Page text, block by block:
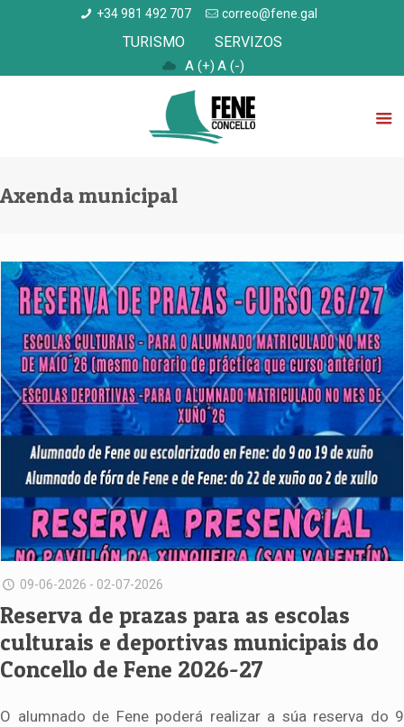
+34 981 492 707 correo@fene.gal
TURISMO SERVIZOS
A (+) A (-)
Axenda municipal
09-06-2026 - 02-07-2026
Reserva de prazas para as escolas
culturais e deportivas municipais do
Concello de Fene 2026-27
O alumnado de Fene poderá realizar a súa reserva do 9